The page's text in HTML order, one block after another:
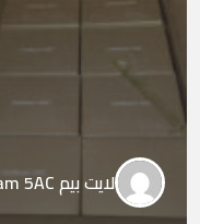
لايت بيم litebeam 5AC